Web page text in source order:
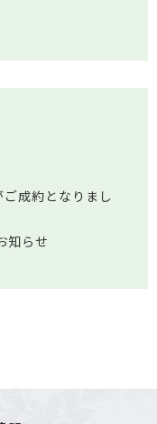
成約となりまし
知らせ